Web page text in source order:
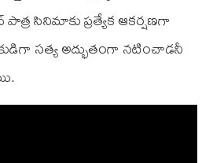
సినిమాకు ప్రత్యేక ఆకర్షణగా
సత్య అద్భుతంగా నటించాడనీ